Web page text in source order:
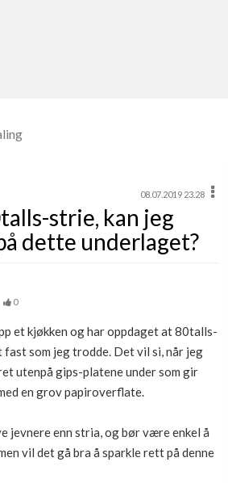
mangler
08.07.2019 23.28
strie, kan jeg
dette underlaget?
0
et kjøkken og har oppdaget at 80talls-
som jeg trodde. Det vil si, når jeg
utenpå gips-platene under som gir
en grov papiroverflate.
jevnere enn stria, og bør være enkel å
vil det gå bra å sparkle rett på denne